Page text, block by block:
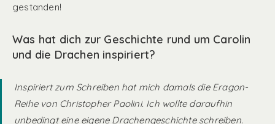
gestanden!
Was hat dich zur Geschichte rund um Carolin
und die Drachen inspiriert?
Inspiriert zum Schreiben hat mich damals die Eragon-
Reihe von Christopher Paolini. Ich wollte daraufhin
unbedingt eine eigene Drachengeschichte schreiben.